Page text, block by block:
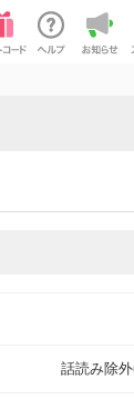
話読み除外